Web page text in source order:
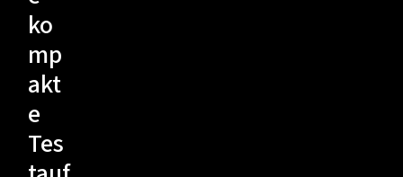
ko
mp
akt
e
Tes